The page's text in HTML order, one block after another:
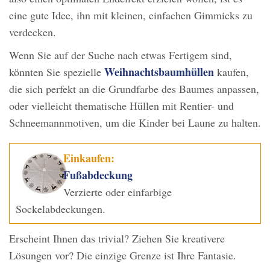
eine gute Idee, ihn mit kleinen, einfachen Gimmicks zu
verdecken.
Wenn Sie auf der Suche nach etwas Fertigem sind,
könnten Sie spezielle Weihnachtsbaumhüllen kaufen,
die sich perfekt an die Grundfarbe des Baumes anpassen,
oder vielleicht thematische Hüllen mit Rentier- und
Schneemannmotiven, um die Kinder bei Laune zu halten.
Einkaufen:
Fußabdeckung
Verzierte oder einfarbige
Sockelabdeckungen.
Erscheint Ihnen das trivial? Ziehen Sie kreativere
Lösungen vor? Die einzige Grenze ist Ihre Fantasie.